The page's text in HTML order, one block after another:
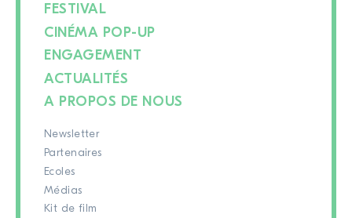
FESTIVAL
CINÉMA POP-UP
ENGAGEMENT
ACTUALITÉS
A PROPOS DE NOUS
Newsletter
Partenaires
Ecoles
Médias
Kit de film